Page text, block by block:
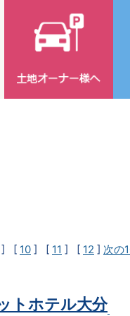
] [ 10 ] [ 11 ] [ 12 ] 次の
トホテル大分